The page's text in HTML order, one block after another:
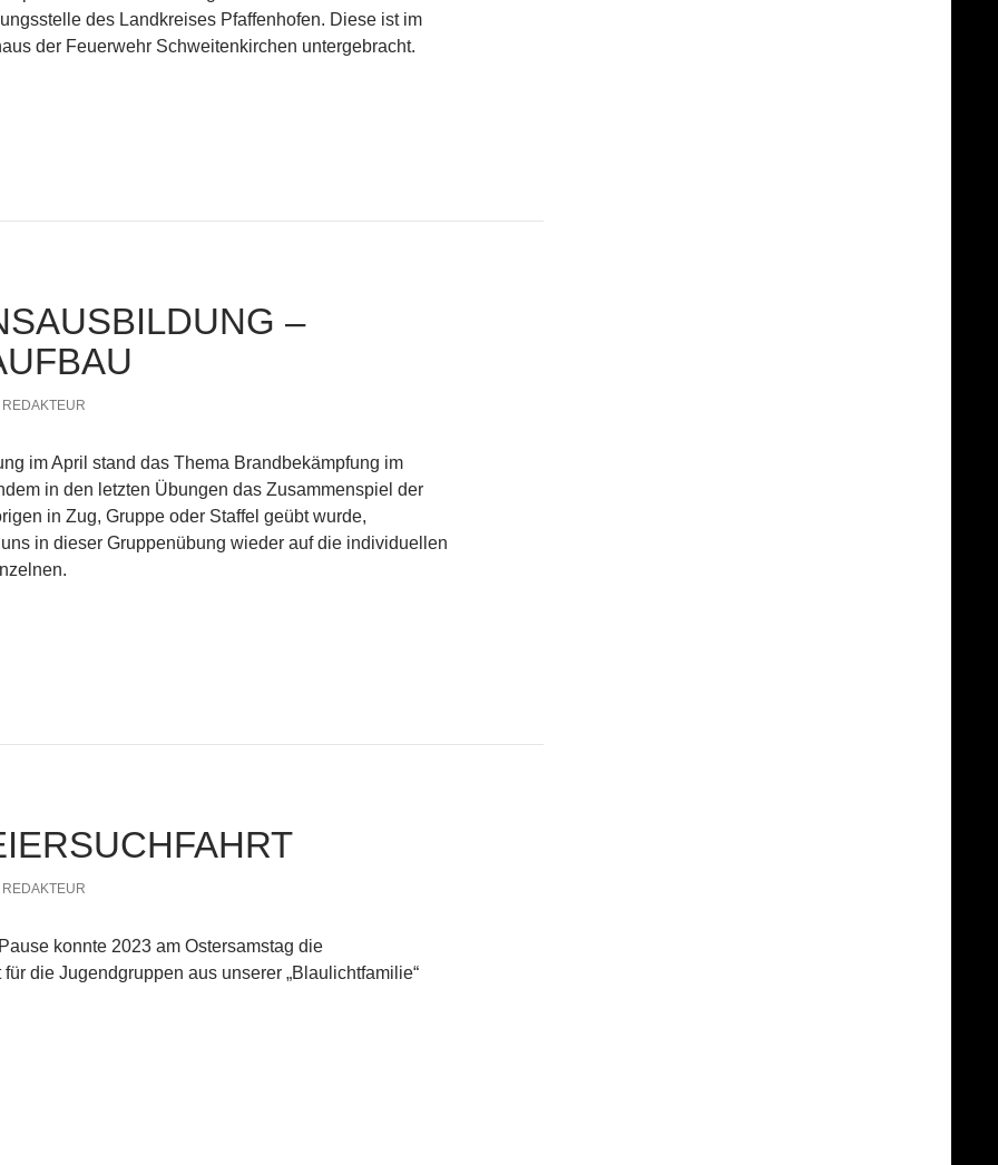
des Landkreises Pfaffenhofen. Diese ist im
der Feuerwehr Schweitenkirchen untergebracht.
Kreisausbildungsstelle
–
REDAKTEUR
im April stand das Thema Brandbekämpfung im
in den letzten Übungen das Zusammenspiel der
in Zug, Gruppe oder Staffel geübt wurde,
in dieser Gruppenübung wieder auf die individuellen
– Löschaufbau
REDAKTEUR
konnte 2023 am Ostersamstag die
die Jugendgruppen aus unserer „Blaulichtfamilie“